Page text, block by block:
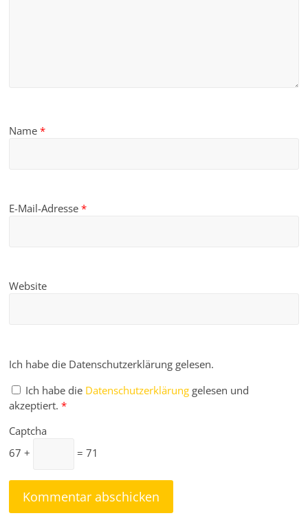
Name*
E-Mail-Adresse*
Website
Ich habe die Datenschutzerklärung gelesen.
Ich habe die Datenschutzerklärung gelesen und
akzeptiert. *
Captcha
67 +
= 71